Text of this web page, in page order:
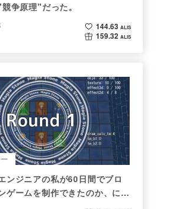
争原理"だった。
144.63 ALIS
159.32 ALIS
ンジニアの私が60日間でブロ
ゲームを制作できたのか、につ